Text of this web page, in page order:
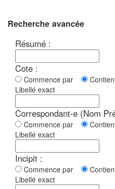
Recherche avancée
Résumé :
Cote :
Commence par
Libellé exact
Correspondant-e (Nom
Commence par
Libellé exact
Incipit :
Commence par
Libellé exact